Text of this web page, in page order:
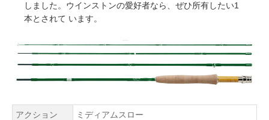
しました。ウインストンの愛好者なら、ぜひ所有したい1
本とされて います。
アクション ミディアムスロー